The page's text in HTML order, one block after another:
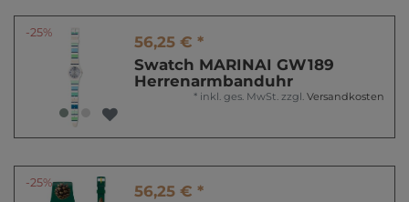
-25%
56,25 € *
Swatch MARINAI GW189
Herrenarmbanduhr
* inkl. ges. MwSt. zzgl. Versandkosten
-25%
56,25 € *